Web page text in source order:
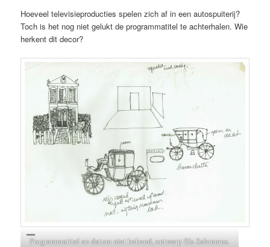
Hoeveel televisieproducties spelen zich af in een autospuiterij?
Toch is het nog niet gelukt de programmatitel te achterhalen. Wie
herkent dit decor?
Programmatitel en datum niet bekend, ontwerp Els Salomons.